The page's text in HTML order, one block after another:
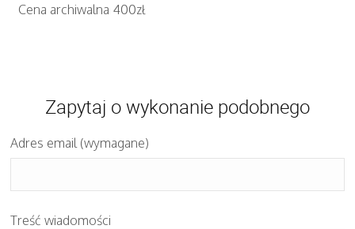
Cena archiwalna 400zł
Zapytaj o wykonanie podobnego
Adres email (wymagane)
Treść wiadomości